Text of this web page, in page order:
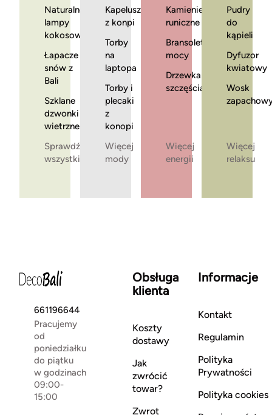
Naturalne
lampy
kokosowe
Łapacze
snów z
Bali
Szklane
dzwonki
wietrzne
Sprawdź
wszystkie
Kapelusze
z konpi
Torby
na
laptopa
Torby i
plecaki
z
konopi
Więcej
mody
Kamienie
runiczne
Bransoletki
mocy
Drzewka
szczęścia
Więcej
energii
Pudry
do
kąpieli
Dyfuzor
kwiatowy
Wosk
Więcej
relaksu
661196644
Pracujemy
od
poniedziałku
do piątku
w godzinach
09:00-
15:00
Obsługa
klienta
Koszty
dostawy
Jak
zwrócić
towar?
Zwrot
Informacje
Kontakt
Regulamin
Polityka
Prywatności
Polityka cookies